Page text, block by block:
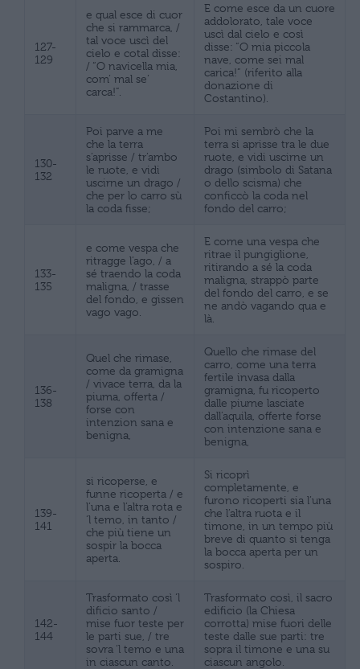
127-
129
e qual esce di cuor
che si rammarca, /
tal voce uscì del
cielo e cotal disse:
/ “O navicella mia,
com’ mal se’
carca!”.
E come esce da un cuore
addolorato, tale voce
uscì dal cielo e così
disse: “O mia piccola
nave, come sei mal
carica!” (riferito alla
donazione di
Costantino).
130-
132
Poi parve a me
che la terra
s’aprisse / tr’ambo
le ruote, e vidi
uscirne un drago /
che per lo carro sù
la coda fisse;
Poi mi sembrò che la
terra si aprisse tra le due
ruote, e vidi uscirne un
drago (simbolo di Satana
o dello scisma) che
conficcò la coda nel
fondo del carro;
133-
135
e come vespa che
ritragge l’ago, / a
sé traendo la coda
maligna, / trasse
del fondo, e gissen
vago vago.
E come una vespa che
ritrae il pungiglione,
ritirando a sé la coda
maligna, strappò parte
del fondo del carro, e se
ne andò vagando qua e
là.
136-
138
Quel che rimase,
come da gramigna
/ vivace terra, da la
piuma, offerta /
forse con
intenzion sana e
benigna,
Quello che rimase del
carro, come una terra
fertile invasa dalla
gramigna, fu ricoperto
dalle piume lasciate
dall’aquila, offerte forse
con intenzione sana e
benigna,
139-
141
si ricoperse, e
funne ricoperta / e
l’una e l’altra rota e
‘l temo, in tanto /
che più tiene un
sospir la bocca
aperta.
Si ricoprì
completamente, e
furono ricoperti sia l’una
che l’altra ruota e il
timone, in un tempo più
breve di quanto si tenga
la bocca aperta per un
sospiro.
142-
144
Trasformato così ‘l
dificio santo /
mise fuor teste per
le parti sue, / tre
sovra ‘l temo e una
in ciascun canto.
Trasformato così, il sacro
edificio (la Chiesa
corrotta) mise fuori delle
teste dalle sue parti: tre
sopra il timone e una su
ciascun angolo.